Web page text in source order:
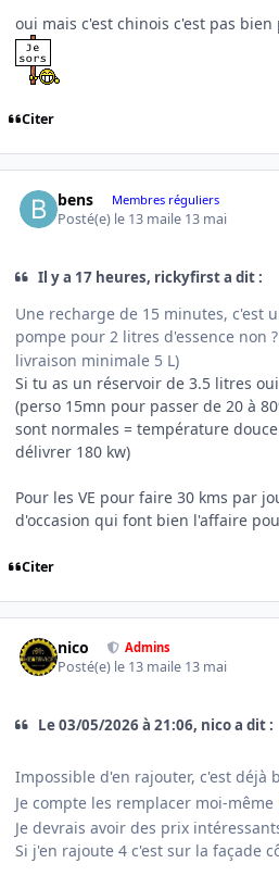
oui mais c'est chinois c'est pas
Citer
bens Membres réguliers
Posté(e) le 13 maile 13 mai
Il y a 17 heures, rickyfirst a dit :
Une recharge de 15 minutes, c'est
pompe pour 2 litres d'essence non
livraison minimale 5 L)
Si tu as un réservoir de 3.5 litres
(perso 15mn pour passer de 20 à
sont normales = température
délivrer 180 kw)
Pour les VE pour faire 30 kms par
d'occasion qui font bien l'affaire
Citer
nico Admins
Posté(e) le 13 maile 13 mai
Le 03/05/2026 à 21:06, nico a dit :
Impossible d'en rajouter, c'est déjà
Je compte les remplacer moi-même
Je devrais avoir des prix
Si j'en rajoute 4 c'est sur la façade